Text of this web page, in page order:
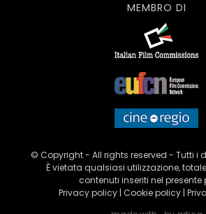
MEMBRO DI
© Copyright - All rights reserved - Tutti i
È vietata qualsiasi utilizzazione,
contenuti inseriti nel presente
Privacy policy Cookie policy